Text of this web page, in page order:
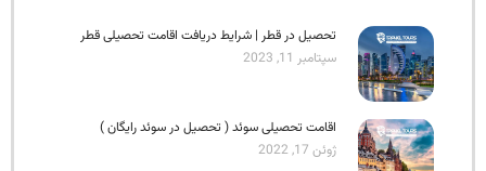
تحصیل در قطر | شرایط دریافت اقامت تحصیلی قطر
سپتامبر 11, 2023
اقامت تحصیلی سوئد ( تحصیل در سوئد رایگان )
ژوئن 17, 2022